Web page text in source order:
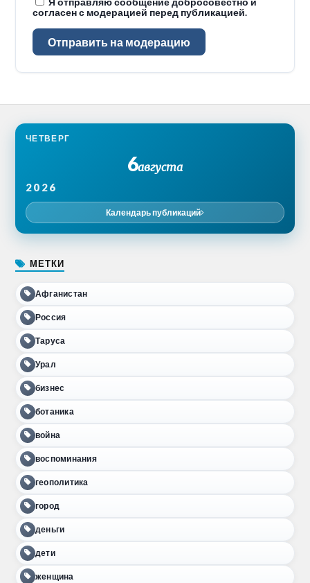
согласен с модерацией перед публикацией.
Отправить на модерацию
ЧЕТВЕРГ
6августа
2026
Календарь публикаций
МЕТКИ
Афганистан
Россия
Таруса
Урал
бизнес
ботаника
война
воспоминания
геополитика
город
деньги
дети
женщина